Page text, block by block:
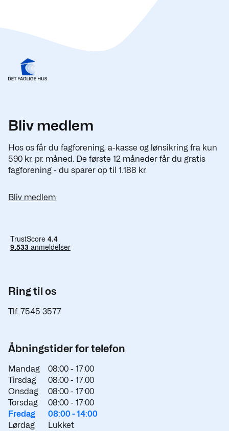
Bliv medlem
Hos os får du fagforening, a-kasse og lønsikring fra kun
590 kr. pr. måned. De første 12 måneder får du gratis
fagforening - du sparer op til 1.188 kr.
Bliv medlem
Ring til os
Tlf. 7545 3577
Åbningstider for telefon
Mandag 08:00 - 17:00
Tirsdag
08:00 - 17:00
Onsdag
08:00 - 17:00
Torsdag
08:00 - 17:00
Fredag
08:00 -14:00
Lørdag
Lukket